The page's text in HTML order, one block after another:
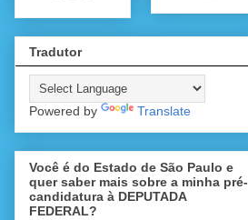
Tradutor
Powered by Translate
Você é do Estado de São Paulo e
quer saber mais sobre a minha pré-
candidatura à DEPUTADA
FEDERAL?